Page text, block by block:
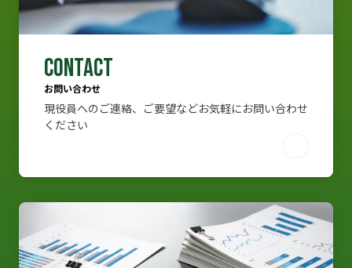
CONTACT
お問い合わせ
現役員へのご連絡、ご要望などお気軽にお問い合わせ
ください